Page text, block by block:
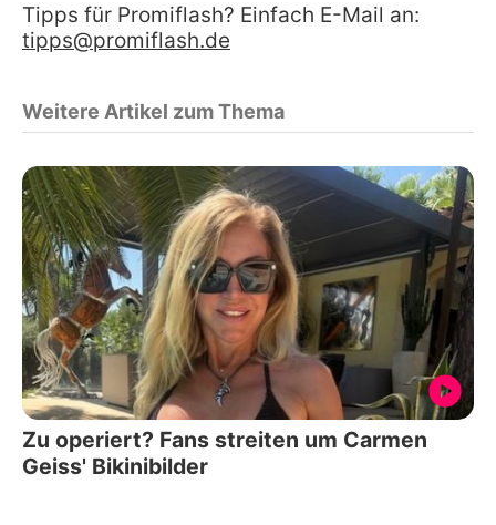
Tipps für Promiflash? Einfach E-Mail an:
tipps@promiflash.de
Weitere Artikel zum Thema
Zu operiert? Fans streiten um Carmen
Geiss' Bikinibilder